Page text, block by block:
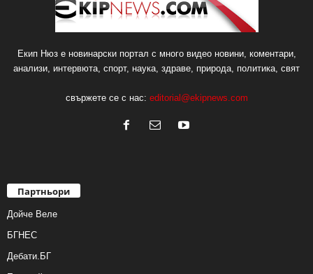
Екип Нюз е новинарски портал с много видео новини, коментари,
анализи, интервюта, спорт, наука, здраве, природа, политика, свят
свържете се с нас: editorial@ekipnews.com
Партньори
Дойче Веле
БГНЕС
Дебати.БГ